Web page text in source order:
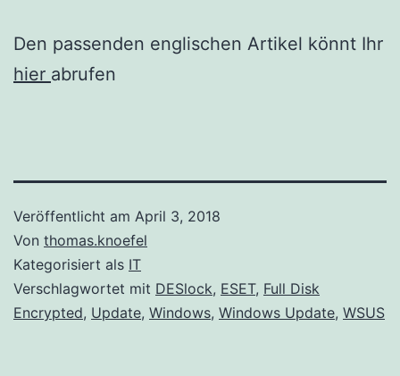
Den passenden englischen Artikel könnt Ihr
hier abrufen
Veröffentlicht am April 3, 2018
Von thomas.knoefel
Kategorisiert als IT
Verschlagwortet mit DESlock, ESET, Full Disk
Encrypted, Update, Windows, Windows Update, WSUS